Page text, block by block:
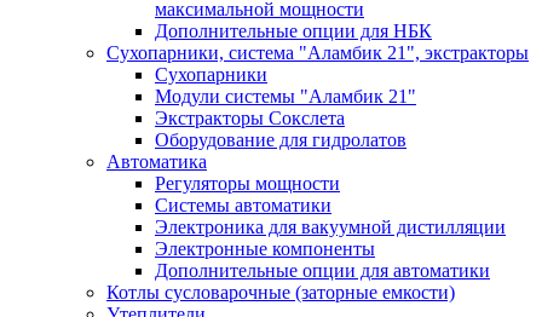
максимальной мощности
Дополнительные опции для НБК
Сухопарники, система "Аламбик 21", экстракторы
Сухопарники
Модули системы "Аламбик 21"
Экстракторы Сокслета
Оборудование для гидролатов
Автоматика
Регуляторы мощности
Системы автоматики
Электроника для вакуумной дистилляции
Электронные компоненты
Дополнительные опции для автоматики
Котлы сусловарочные (заторные емкости)